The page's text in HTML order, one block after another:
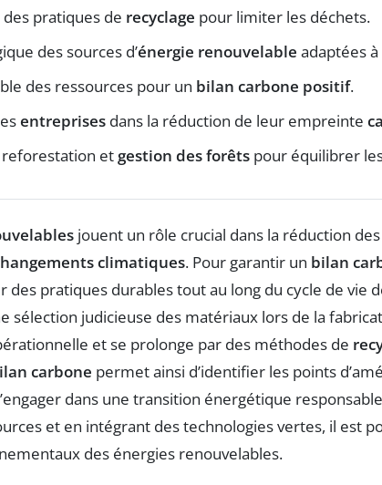
pratiques de recyclage pour limiter les déchets.
des sources d’énergie renouvelable adaptées
des ressources pour un bilan carbone positif.
entreprises dans la réduction de leur empreinte
et gestion des forêts pour équilibrer
jouent un rôle crucial dans la réduction des
climatiques. Pour garantir un bilan
des pratiques durables tout au long du cycle de vie
sélection judicieuse des matériaux lors de la
et se prolonge par des méthodes de
carbone permet ainsi d’identifier les points
dans une transition énergétique
et en intégrant des technologies vertes, il est
des énergies renouvelables.